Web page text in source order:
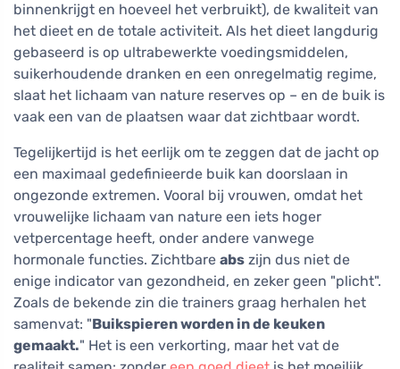
binnenkrijgt en hoeveel het verbruikt), de kwaliteit van
het dieet en de totale activiteit. Als het dieet langdurig
gebaseerd is op ultrabewerkte voedingsmiddelen,
suikerhoudende dranken en een onregelmatig regime,
slaat het lichaam van nature reserves op – en de buik is
vaak een van de plaatsen waar dat zichtbaar wordt.
Tegelijkertijd is het eerlijk om te zeggen dat de jacht op
een maximaal gedefinieerde buik kan doorslaan in
ongezonde extremen. Vooral bij vrouwen, omdat het
vrouwelijke lichaam van nature een iets hoger
vetpercentage heeft, onder andere vanwege
hormonale functies. Zichtbare abs zijn dus niet de
enige indicator van gezondheid, en zeker geen "plicht".
Zoals de bekende zin die trainers graag herhalen het
samenvat: "Buikspieren worden in de keuken
gemaakt." Het is een verkorting, maar het vat de